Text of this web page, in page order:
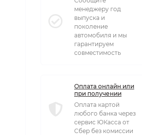
менеджеру год
выпуска и
поколение
автомобиля и мы
гарантируем
совместимость
Оплата онлайн или
при получении
Оплата картой
любого банка через
сервис ЮКасса от
Сбер без комиссии